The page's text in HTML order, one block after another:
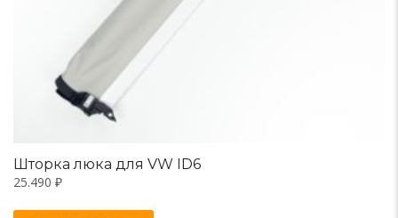
Шторка люка для VW ID6
25.490 ₽